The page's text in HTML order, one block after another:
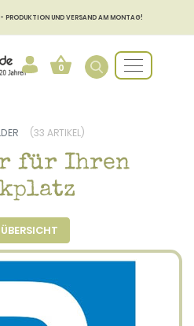
- PRODUKTION UND VERSAND AM MONTAG!
0
(33 ARTIKEL)
für Ihren